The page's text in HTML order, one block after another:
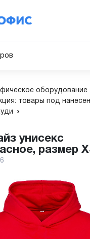
оборудование
товары под
размер